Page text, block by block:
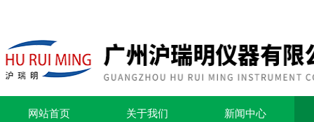
网站首页 关于我们 新闻中心